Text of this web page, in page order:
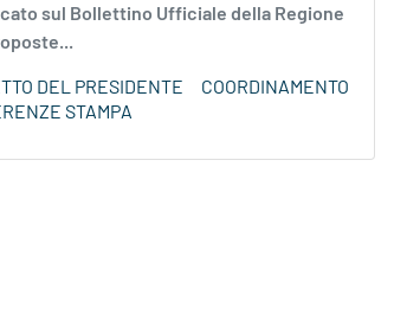
sul Bollettino Ufficiale della Regione
DEL PRESIDENTE
COORDINAMENTO
STAMPA